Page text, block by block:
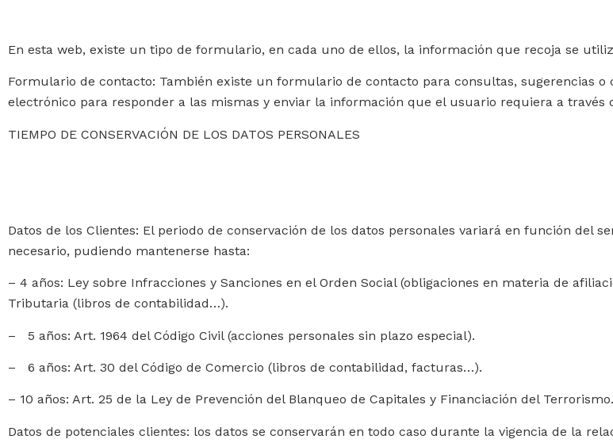
En esta web, existe un tipo de formulario, en cada uno de ellos, la información que recoja se
Formulario de contacto: También existe un formulario de contacto para consultas, sugerencias
electrónico para responder a las mismas y enviar la información que el usuario requiera a través
TIEMPO DE CONSERVACIÓN DE LOS DATOS PERSONALES
Datos de los Clientes: El periodo de conservación de los datos personales variará en función del
necesario, pudiendo mantenerse hasta:
– 4 años: Ley sobre Infracciones y Sanciones en el Orden Social (obligaciones en materia de
Tributaria (libros de contabilidad…).
– 5 años: Art. 1964 del Código Civil (acciones personales sin plazo especial).
– 6 años: Art. 30 del Código de Comercio (libros de contabilidad, facturas…).
– 10 años: Art. 25 de la Ley de Prevención del Blanqueo de Capitales y Financiación del Terrorismo.
Datos de potenciales clientes: los datos se conservarán en todo caso durante la vigencia de la